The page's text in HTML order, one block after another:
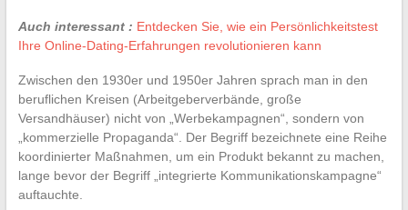
Auch interessant : Entdecken Sie, wie ein Persönlichkeitstest
Ihre Online-Dating-Erfahrungen revolutionieren kann
Zwischen den 1930er und 1950er Jahren sprach man in den
beruflichen Kreisen (Arbeitgeberverbände, große
Versandhäuser) nicht von „Werbekampagnen“, sondern von
„kommerzielle Propaganda“. Der Begriff bezeichnete eine Reihe
koordinierter Maßnahmen, um ein Produkt bekannt zu machen,
lange bevor der Begriff „integrierte Kommunikationskampagne“
auftauchte.